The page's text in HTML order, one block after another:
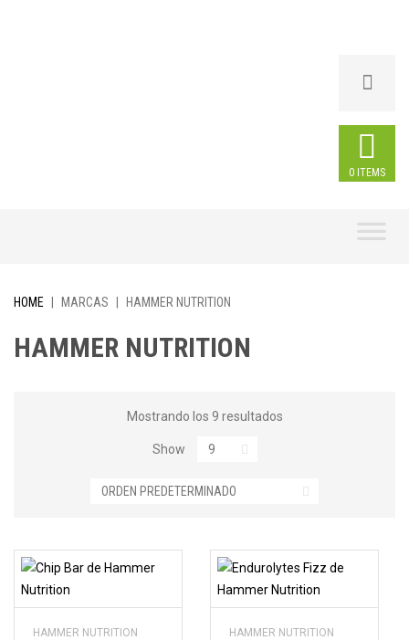
0 ITEMS
HOME MARCAS HAMMER NUTRITION
HAMMER NUTRITION
Mostrando los 9 resultados
Show
HAMMER NUTRITION HAMMER NUTRITION